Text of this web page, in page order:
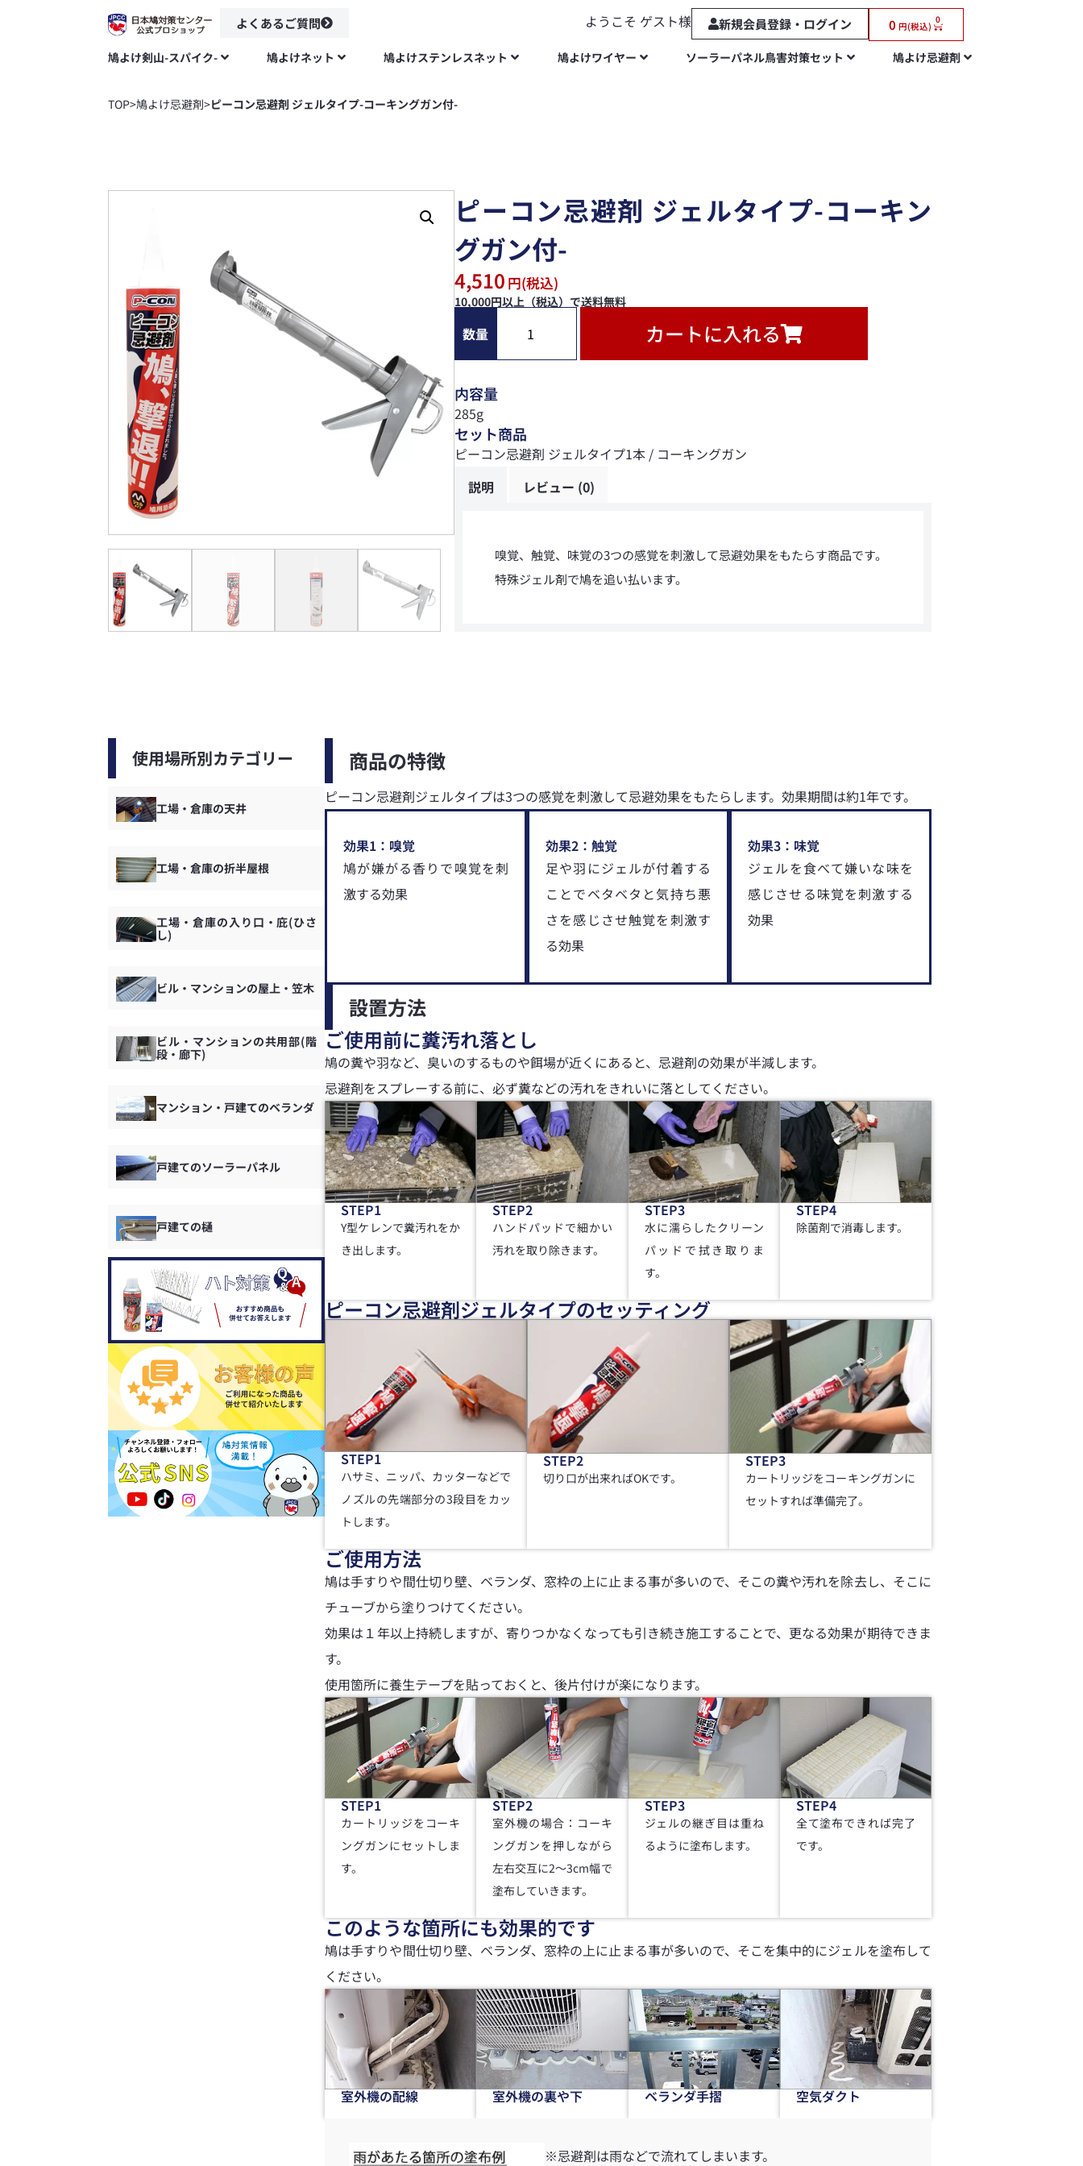
よくあるご質問 ようこそ ゲスト様 新規会員登録・ログイン 0 円(税込)
0
鳩よけ剣山-スパイク- 鳩よけネット 鳩よけステンレスネット 鳩よけワイヤー ソーラーパネル鳥害対策セット 鳩よけ忌避剤
TOP>鳩よけ忌避剤>ピーコン忌避剤 ジェルタイプ-コーキングガン付-
ピーコン忌避剤 ジェルタイプ-コーキン
グガン付-
4,510 円(税込)
10,000円以上（税込）で送料無料
カートに入れる
内容量
285g
セット商品
ピーコン忌避剤 ジェルタイプ1本 / コーキングガン
説明
レビュー (0)
嗅覚、触覚、味覚の3つの感覚を刺激して忌避効果をもたらす商品です。
特殊ジェル剤で鳩を追い払います。
使用場所別カテゴリー
工場・倉庫の天井
工場・倉庫の折半屋根
工場・倉庫の入り口・庇(ひさ
し)
ビル・マンションの屋上・笠木
ビル・マンションの共用部(階
段・廊下)
マンション・戸建てのベランダ
戸建てのソーラーパネル
戸建ての樋
商品の特徴
ピーコン忌避剤ジェルタイプは3つの感覚を刺激して忌避効果をもたらします。効果期間は約1年です。
効果1：嗅覚
鳩が嫌がる香りで嗅覚を刺
激する効果
効果2：触覚
足や羽にジェルが付着する
ことでベタベタと気持ち悪
さを感じさせ触覚を刺激す
る効果
効果3：味覚
ジェルを食べて嫌いな味を
感じさせる味覚を刺激する
効果
設置方法
ご使用前に糞汚れ落とし
鳩の糞や羽など、臭いのするものや餌場が近くにあると、忌避剤の効果が半減します。
忌避剤をスプレーする前に、必ず糞などの汚れをきれいに落としてください。
STEP1
Y型ケレンで糞汚れをか
き出します。
STEP2
ハンドパッドで細かい
汚れを取り除きます。
STEP3
水に濡らしたクリーン
パッドで拭き取りま
す。
STEP4
除菌剤で消毒します。
ピーコン忌避剤ジェルタイプのセッティング
STEP1
ハサミ、ニッパ、カッターなどで
ノズルの先端部分の3段目をカッ
トします。
STEP2
切り口が出来ればOKです。
STEP3
カートリッジをコーキングガンに
セットすれば準備完了。
ご使用方法
鳩は手すりや間仕切り壁、ベランダ、窓枠の上に止まる事が多いので、そこの糞や汚れを除去し、そこに
チューブから塗りつけてください。
効果は１年以上持続しますが、寄りつかなくなっても引き続き施工することで、更なる効果が期待できま
す。
使用箇所に養生テープを貼っておくと、後片付けが楽になります。
STEP1
カートリッジをコーキ
ングガンにセットしま
す。
STEP2
室外機の場合：コーキ
ングガンを押しながら
左右交互に2～3cm幅で
塗布していきます。
STEP3
ジェルの継ぎ目は重ね
るように塗布します。
STEP4
全て塗布できれば完了
です。
このような箇所にも効果的です
鳩は手すりや間仕切り壁、ベランダ、窓枠の上に止まる事が多いので、そこを集中的にジェルを塗布して
ください。
室外機の配線 室外機の裏や下 ベランダ手摺 空気ダクト
※忌避剤は雨などで流れてしまいます。